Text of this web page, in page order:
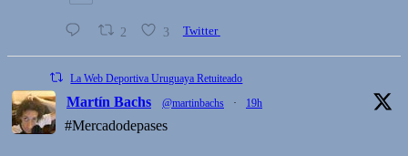
2 3 Twitter
La Web Deportiva Uruguaya Retuiteado
Martín Bachs @martinbachs · 19h
#Mercadodepases